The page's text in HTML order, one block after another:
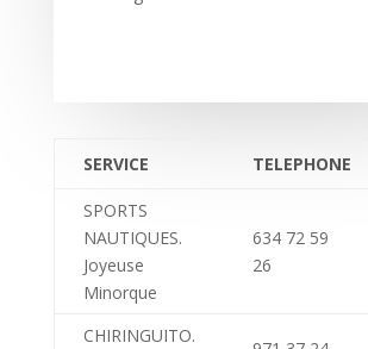
SERVICE TELEPHONE
SPORTS
NAUTIQUES.
Joyeuse
Minorque
634 72 59
26
CHIRINGUITO.